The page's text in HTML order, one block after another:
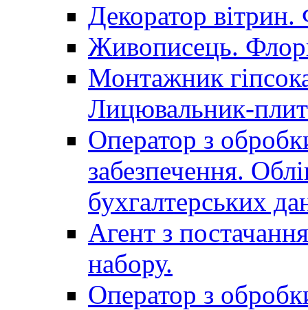
Декоратор вітрин.
Живописець.
Монтажник
Лицювальник-
Оператор з
забезпечення.
бухгалтерських
Агент з
набору.
Оператор з